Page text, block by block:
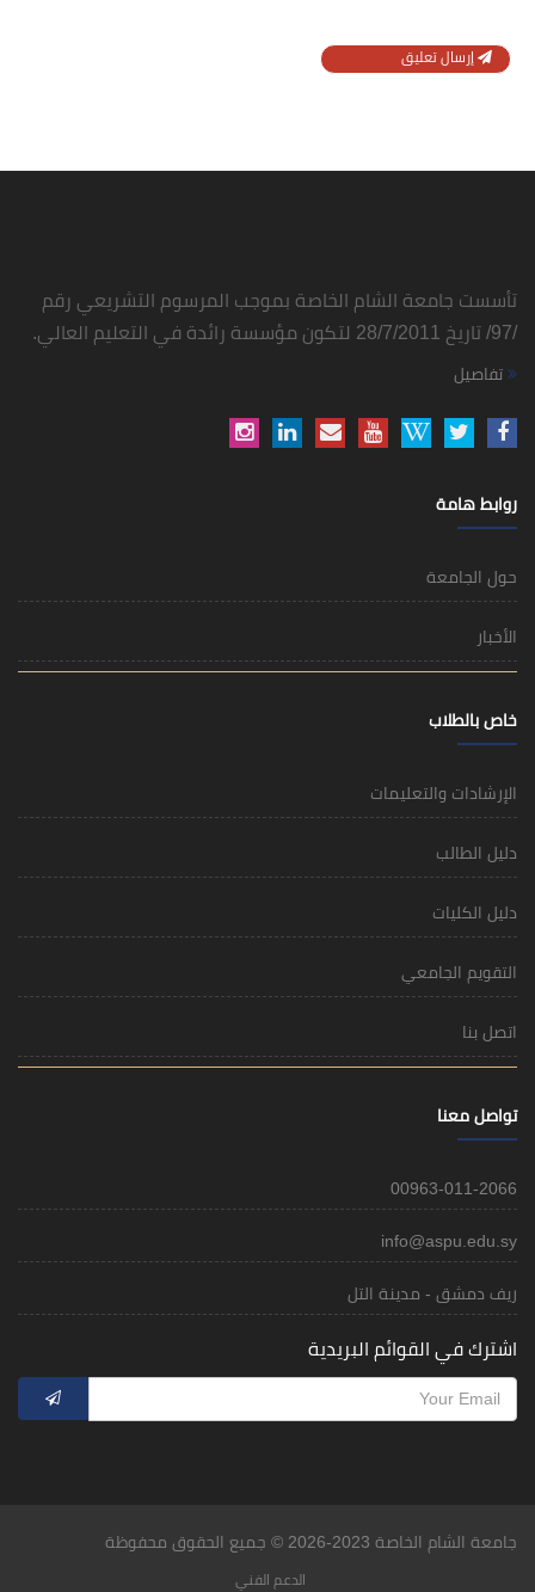
إرسال تعليق
تأسست جامعة الشام الخاصة بموجب المرسوم التشريعي رقم
/97/ تاريخ 28/7/2011 لتكون مؤسسة رائدة في التعليم العالي.
تفاصيل
روابط هامة
حول الجامعة
الأخبار
خاص بالطلاب
الإرشادات والتعليمات
دليل الطالب
دليل الكليات
التقويم الجامعي
اتصل بنا
تواصل معنا
00963-011-2066
info@aspu.edu.sy
ريف دمشق - مدينة التل
اشترك في القوائم البريدية
جامعة الشام الخاصة 2023-2026 © جميع الحقوق محفوظة
الدعم الفني